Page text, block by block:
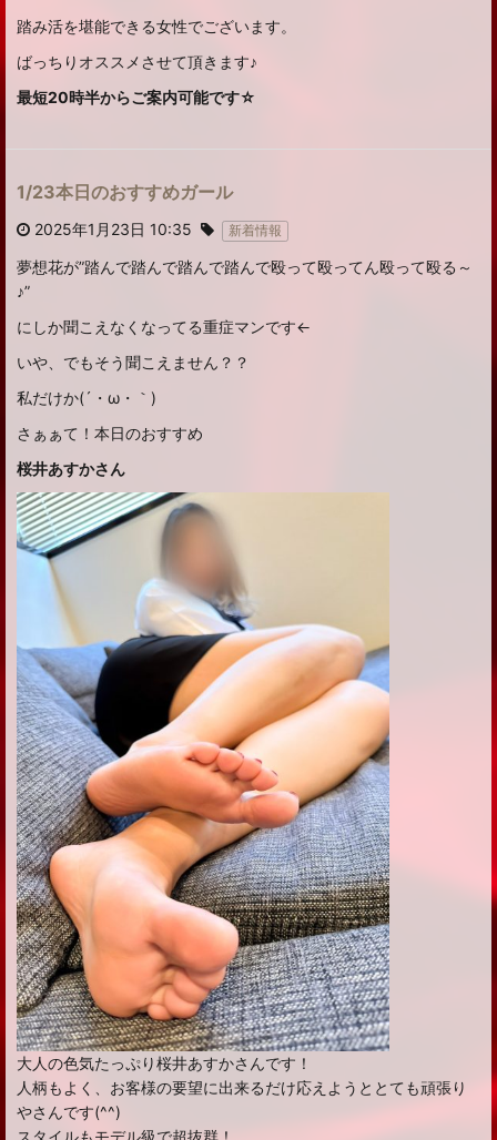
踏み活を堪能できる女性でございます。
ばっちりオススメさせて頂きます♪
最短20時半からご案内可能です☆
1/23本日のおすすめガール
2025年1月23日 10:35 新着情報
夢想花が”踏んで踏んで踏んで踏んで殴って殴ってん殴って殴る～
♪”
にしか聞こえなくなってる重症マンです←
いや、でもそう聞こえません？？
私だけか(´・ω・｀)
さぁぁて！本日のおすすめ
桜井あすかさん
大人の色気たっぷり桜井あすかさんです！
人柄もよく、お客様の要望に出来るだけ応えようととても頑張り
やさんです(^^)
スタイルもモデル級で超抜群！